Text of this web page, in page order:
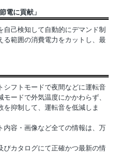
電に貢献」
自己検知して自動的にデマンド制
る範囲の消費電力をカットし、最
シフトモードで夜間などに運転音
ードで外気温度にかかわらず、
抑制して、運転音を低減しま
容・画像など全ての情報は、万
びカタログにて正確かつ最新の情